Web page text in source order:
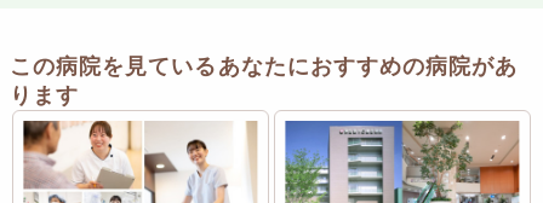
この病院を見ているあなたにおすすめの病院があ
ります